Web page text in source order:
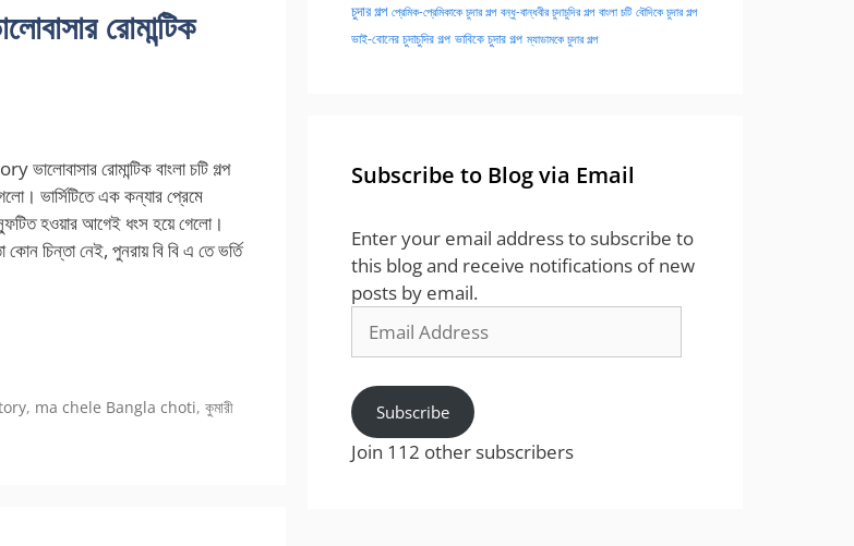
রোমান্টিক
রোমান্টিক বাংলা চটি গল্প
ভার্সিটিতে এক কন্যার প্রেমে
হওয়ার আগেই ধংস হয়ে গেলো।
চিন্তা নেই, পুনরায় বি বি এ তে ভর্তি
, ma chele Bangla choti,কুমারী
চুদার গল্প প্রেমিক-প্রেমিকাকে চুদার গল্প বন্ধু-বান্ধবীর চুদাচুদির গল্প বাংলা চটি বৌদিকে চুদার গল্প
ভাই-বোনের চুদাচুদির গল্প ভাবিকে চুদার গল্প ম্যাডামকে চুদার গল্প
Subscribe to Blog via Email
Enter your email address to subscribe to
this blog and receive notifications of new
posts by email.
Address
Subscribe
Join 112 other subscribers